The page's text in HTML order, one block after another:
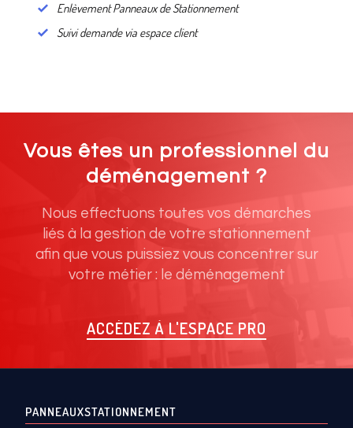
Enlèvement Panneaux de Stationnement
Suivi demande via espace client
Vous êtes un professionnel du
déménagement ?
Nous effectuons toutes vos démarches
liés à la gestion de votre stationnement
afin que vous puissiez vous concentrer sur
votre métier : le déménagement
ACCÉDEZ À L'ESPACE PRO
PANNEAUXSTATIONNEMENT